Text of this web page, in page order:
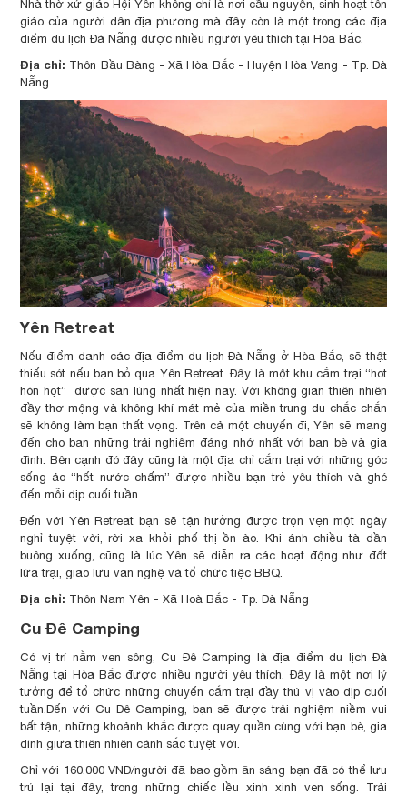
Nhà thờ xứ giáo Hội Yên không chỉ là nơi cầu nguyện, sinh hoạt tôn
giáo của người dân địa phương mà đây còn là một trong các địa
điểm du lịch Đà Nẵng được nhiều người yêu thích tại Hòa Bắc.
Địa chỉ: Thôn Bầu Bàng - Xã Hòa Bắc - Huyện Hòa Vang - Tp. Đà
Nẵng
Yên Retreat
Nếu điểm danh các địa điểm du lịch Đà Nẵng ở Hòa Bắc, sẽ thật
thiếu sót nếu bạn bỏ qua Yên Retreat. Đây là một khu cắm trại “hot
hòn họt” được săn lùng nhất hiện nay. Với không gian thiên nhiên
đầy thơ mộng và không khí mát mẻ của miền trung du chắc chắn
sẽ không làm bạn thất vọng. Trên cả một chuyến đi, Yên sẽ mang
đến cho bạn những trải nghiệm đáng nhớ nhất với bạn bè và gia
đình. Bên cạnh đó đây cũng là một địa chỉ cắm trại với những góc
sống ảo “hết nước chấm” được nhiều bạn trẻ yêu thích và ghé
đến mỗi dịp cuối tuần.
Đến với Yên Retreat bạn sẽ tận hưởng được trọn vẹn một ngày
nghỉ tuyệt vời, rời xa khỏi phố thị ồn ào. Khi ánh chiều tà dần
buông xuống, cũng là lúc Yên sẽ diễn ra các hoạt động như đốt
lửa trại, giao lưu văn nghệ và tổ chức tiệc BBQ.
Địa chỉ: Thôn Nam Yên - Xã Hoà Bắc - Tp. Đà Nẵng
Cu Đê Camping
Có vị trí nằm ven sông, Cu Đê Camping là địa điểm du lịch Đà
Nẵng tại Hòa Bắc được nhiều người yêu thích. Đây là một nơi lý
tưởng để tổ chức những chuyến cắm trại đầy thú vị vào dịp cuối
tuần.Đến với Cu Đê Camping, bạn sẽ được trải nghiệm niềm vui
bất tận, những khoảnh khắc được quay quần cùng với bạn bè, gia
đình giữa thiên nhiên cảnh sắc tuyệt vời.
Chỉ với 160.000 VNĐ/người đã bao gồm ăn sáng bạn đã có thể lưu
trú lại tại đây, trong những chiếc lều xinh xinh ven sống. Trải